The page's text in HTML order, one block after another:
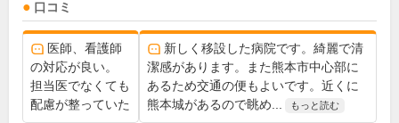
口コミ
医師、看護師
の対応が良い。
担当医でなくても
配慮が整っていた
新しく移設した病院です。綺麗で清
潔感があります。また熊本市中心部に
あるため交通の便もよいです。近くに
熊本城があるので眺め...
もっと読む